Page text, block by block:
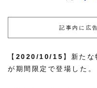
記事内に広
【 2020/10/15 】新た
が期間限定で登場した。